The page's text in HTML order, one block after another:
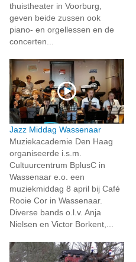
thuistheater in Voorburg,
geven beide zussen ook
piano- en orgellessen en de
concerten...
Jazz Middag Wassenaar
Muziekacademie Den Haag
organiseerde i.s.m.
Cultuurcentrum BplusC in
Wassenaar e.o. een
muziekmiddag 8 april bij Café
Rooie Cor in Wassenaar.
Diverse bands o.l.v. Anja
Nielsen en Victor Borkent,...